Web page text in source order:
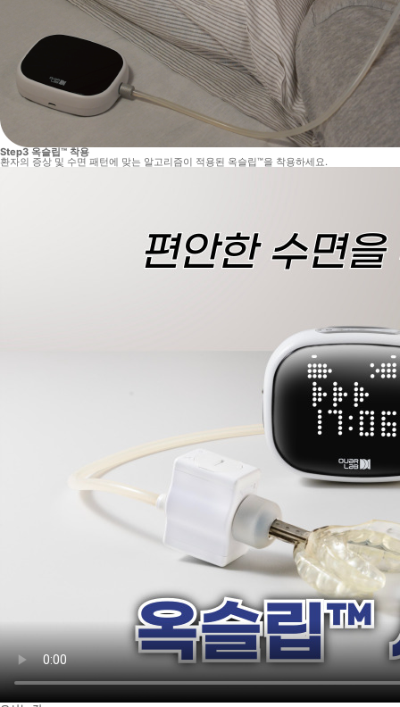
Step3 옥슬립™ 착용
환자의 증상 및 수면 패턴에 맞는 알고리즘이 적용된 옥슬립™을 착용하세요.